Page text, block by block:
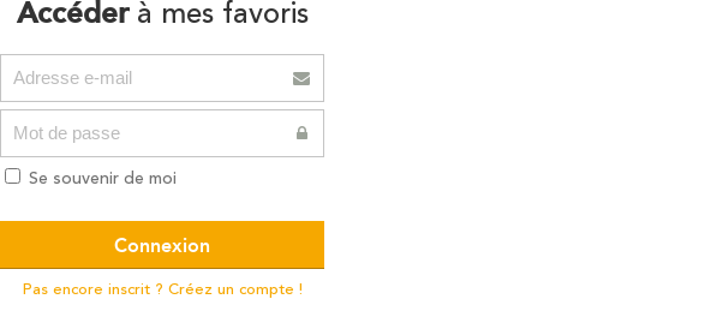
Accéderà mes favoris
Se souvenir de moi
Pas encore inscrit ? Créez un compte !